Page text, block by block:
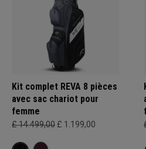
Kit complet REVA 8 pièces
avec sac chariot pour
femme
£ 14.499,00 £ 1.199,00